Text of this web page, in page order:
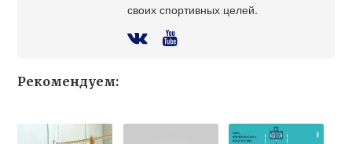
своих спортивных целей.
Рекомендуем: